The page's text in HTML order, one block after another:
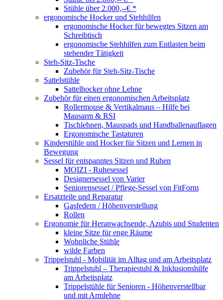
Stühle über 2.000,--€ *
ergonomische Hocker und Stehhilfen
ergonomische Hocker für bewegtes Sitzen am
Schreibtisch
ergonomische Stehhilfen zum Entlasten beim
stehender Tätigkeit
Steh-Sitz-Tische
Zubehör für Steh-Sitz-Tische
Sattelstühle
Sattelhocker ohne Lehne
Zubehör für einen ergonomischen Arbeitsplatz
Rollermouse & Vertikalmaus – Hilfe bei
Mausarm & RSI
Tischlehnen, Mauspads und Handballenauflagen
Ergonomische Tastaturen
Kinderstühle und Hocker für Sitzen und Lernen in
Bewegung
Sessel für entspanntes Sitzen und Ruhen
MOIZI - Ruhesessel
Designersessel von Varier
Seniorensessel / Pflege-Sessel von FitForm
Ersatzteile und Reparatur
Gasfedern / Höhenverstellung
Rollen
Ergonomie für Heranwachsende, Azubis und Studenten
kleine Sitze für enge Räume
Wohnliche Stühle
wilde Farben
Trippelstuhl - Mobilität im Alltag und am Arbeitsplatz
Trippelstuhl – Therapiestuhl & Inklusionshilfe
am Arbeitsplatz
Trippelstühle für Senioren - Höhenverstellbar
und mit Armlehne